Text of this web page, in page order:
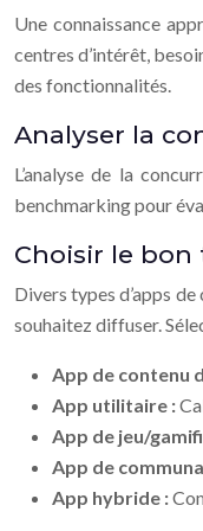
Une connaissance
centres d’intérêt,
des fonctionnalités.
Analyser la
L’analyse de la
benchmarking pour
Choisir le bon
Divers types d’apps
souhaitez diffuser.
App de contenu
App utilitaire :
App de jeu/
App de
App hybride :